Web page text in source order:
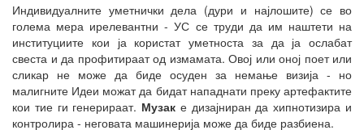
Индивидуалните уметнички дела (дури и најлошите) се во
голема мера ирелевантни - УС се труди да им наштети на
институциите кои ја користат уметноста за да ја ослабат
свеста и да профитираат од измамата. Овој или оној поет или
сликар не може да биде осуден за немање визија - но
малигните Идеи можат да бидат нападнати преку артефактите
кои тие ги генерираат. Музак е дизајниран да хипнотизира и
контролира - неговата машинерија може да биде разбиена.